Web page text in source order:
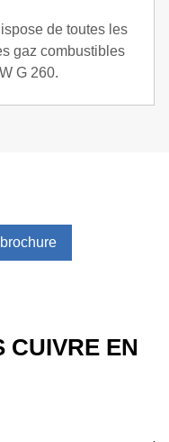
de toutes les
gaz combustibles
G 260.
CUIVRE EN